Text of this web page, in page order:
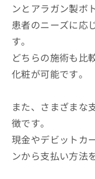
ンとアラガン製ボ
患者のニーズに応
す。
どちらの施術も比
化粧が可能です。
また、さまざまな
徴です。
現金やデビットカ
ンから支払い方法